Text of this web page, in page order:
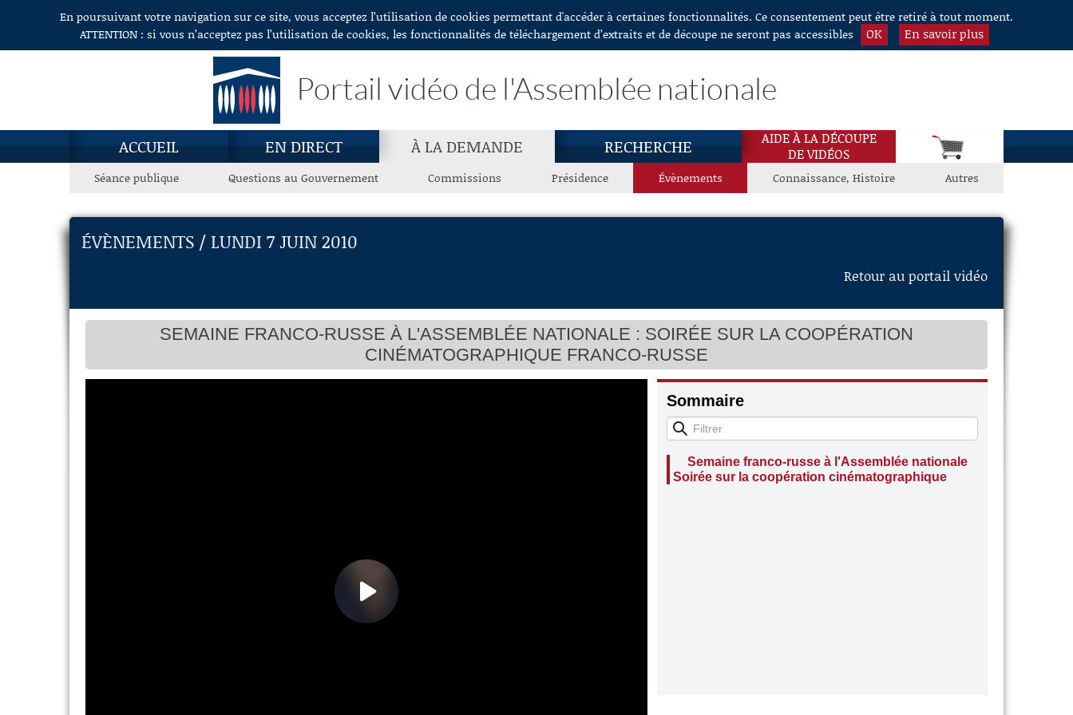
Aller au contenuEn poursuivant votre navigation sur ce site, vous acceptez l’utilisation de cookies permettant d'accéder à certaines fonctionnalités. Ce consentement peut être retiré à tout moment.
ATTENTION : si vous n’acceptez pas l’utilisation de cookies, les fonctionnalités de téléchargement d’extraits et de découpe ne seront pas accessibles
OK En savoir plus
Portail vidéo de l'Assemblée nationale
ACCUEIL EN DIRECT À LA DEMANDE RECHERCHE
AIDE À LA DÉCOUPE
DE VIDÉOS
Séance publique Questions au Gouvernement Commissions Présidence Évènements Connaissance, Histoire Autres
ÉVÈNEMENTS / LUNDI 7 JUIN 2010
Retour au portail vidéo
SEMAINE FRANCO-RUSSE À L'ASSEMBLÉE NATIONALE : SOIRÉE SUR LA COOPÉRATION
CINÉMATOGRAPHIQUE FRANCO-RUSSE
Sommaire
Semaine franco-russe à l'Assemblée nationale
Soirée sur la coopération cinématographique